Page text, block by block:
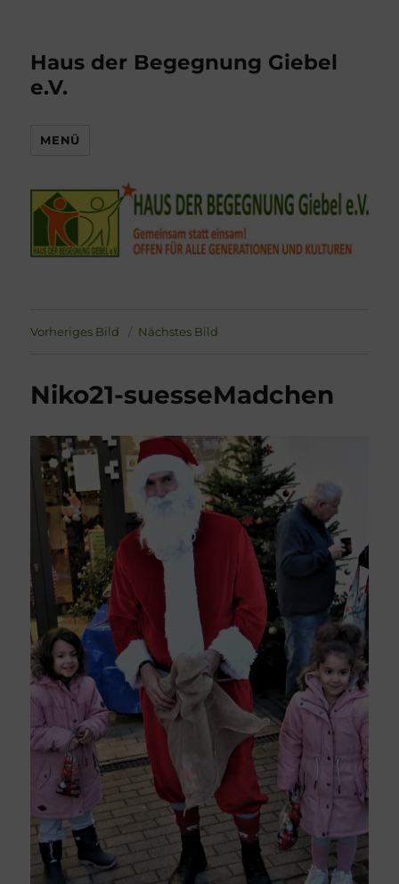
Haus der Begegnung Giebel
e.V.
MENÜ
Vorheriges Bild Nächstes Bild
Niko21-suesseMadchen